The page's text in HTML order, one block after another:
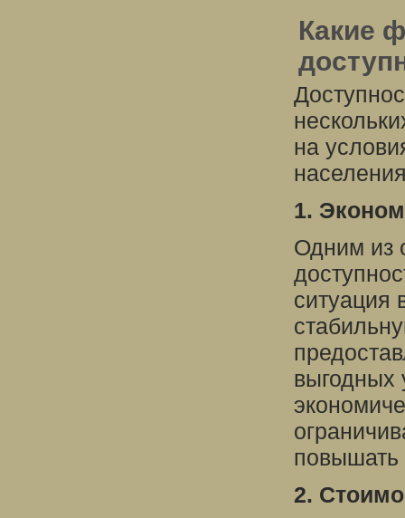
Какие
на
1.
Одним из
ситуация
выгодных
повышать
2.